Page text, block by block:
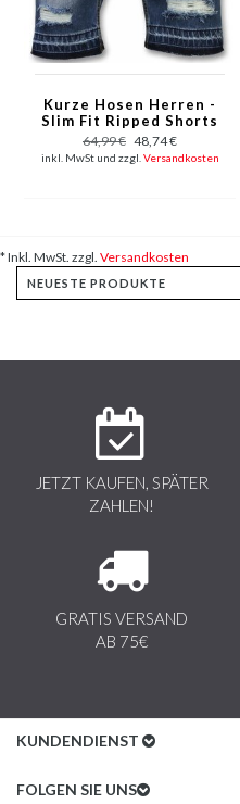
Kurze Hosen Herren -
Slim Fit Ripped Shorts
- Blau
64,99 € 48,74 €
inkl. MwSt und zzgl. Versandkosten
* Inkl. MwSt. zzgl. Versandkosten
JETZT KAUFEN, SPÄTER
ZAHLEN!
GRATIS VERSAND
AB 75€
KUNDENDIENST
Kundenservice
FOLGEN SIE UNS